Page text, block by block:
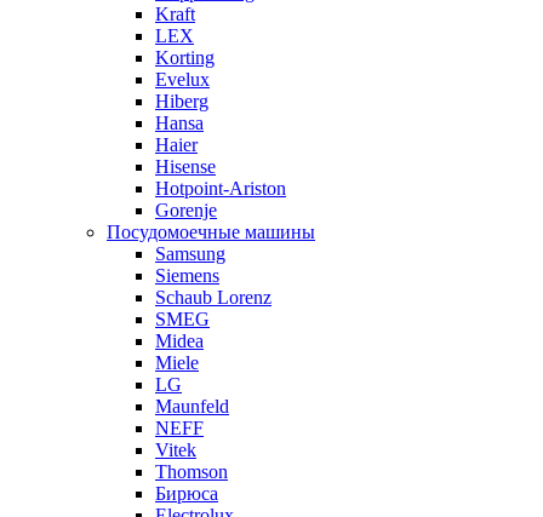
Kraft
LEX
Korting
Evelux
Hiberg
Hansa
Haier
Hisense
Hotpoint-Ariston
Gorenje
Посудомоечные машины
Samsung
Siemens
Schaub Lorenz
SMEG
Midea
Miele
LG
Maunfeld
NEFF
Vitek
Thomson
Бирюса